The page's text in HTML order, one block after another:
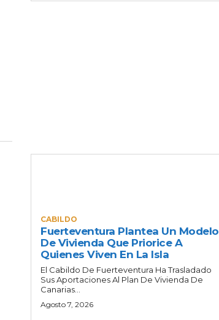
CABILDO
Fuerteventura Plantea Un Modelo
De Vivienda Que Priorice A
Quienes Viven En La Isla
El Cabildo De Fuerteventura Ha Trasladado
Sus Aportaciones Al Plan De Vivienda De
Canarias...
Agosto 7, 2026